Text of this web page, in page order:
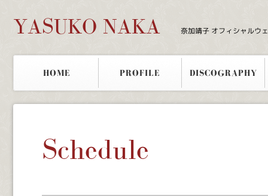
YASUKO NAKA 奈加靖子 オフィシャルウ
HOME PROFILE DISCOGRAPHY
Schedule